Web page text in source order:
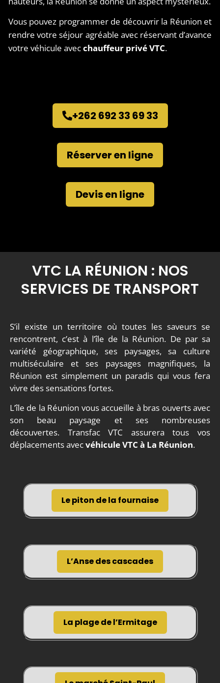
Vous pouvez programmer de découvrir la Réunion et
rendre votre séjour agréable avec réservant d’avance
votre véhicule avecchauffeur privé VTC.
+262 692 33 69 33
Réserver en ligne
Devis en ligne
VTC LA RÉUNION : NOS
SERVICES DE TRANSPORT
S’il existe un territoire où toutes les saveurs se
rencontrent, c’est à l’île de la Réunion. De par sa
variété géographique, ses paysages, sa culture
multiséculaire et ses paysages magnifiques, la
Réunion est simplement un paradis qui vous fera
vivre des sensations fortes.
L’île de la Réunion vous accueille à bras ouverts avec
son beau paysage et ses nombreuses
découvertes. Transfac VTC assurera tous vos
déplacements avecvéhicule VTC à La Réunion.
Le piton de la fournaise
L’Anse des cascades
La plage de l’Ermitage